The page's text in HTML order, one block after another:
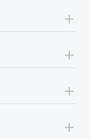
+
+
+
+